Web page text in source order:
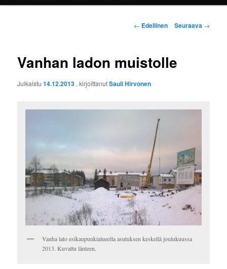
Artikkelien
← Edellinen Seuraava →
Vanhan ladon muistolle
Julkaistu14.12.2013 , kirjoittanutSauli Hirvonen
Vanha lato esikaupunkialueella asutuksen keskellä joulukuussa
2013. Kuvattu länteen.